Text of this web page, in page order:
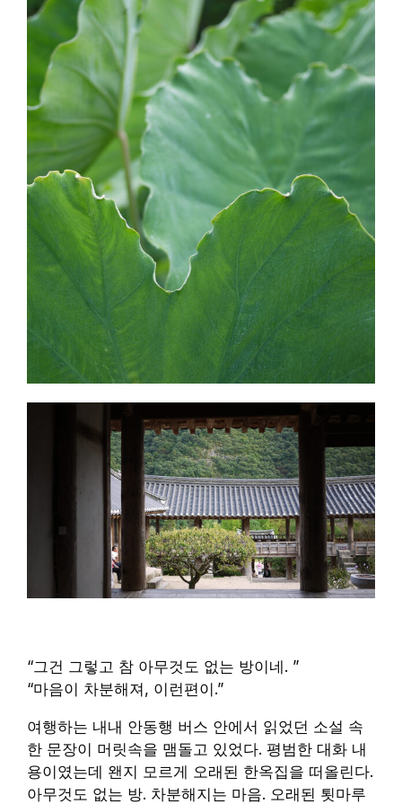
“그건 그렇고 참 아무것도 없는 방이네. ”
“마음이 차분해져, 이런편이.”
여행하는 내내 안동행 버스 안에서 읽었던 소설 속
한 문장이 머릿속을 맴돌고 있었다. 평범한 대화 내
용이였는데 왠지 모르게 오래된 한옥집을 떠올린다.
아무것도 없는 방. 차분해지는 마음. 오래된 툇마루